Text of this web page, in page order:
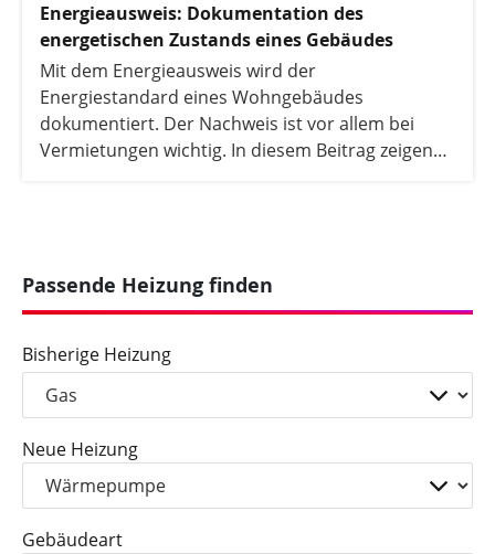
Energieausweis: Dokumentation des
energetischen Zustands eines Gebäudes
Mit dem Energieausweis wird der
Energiestandard eines Wohngebäudes
dokumentiert. Der Nachweis ist vor allem bei
Vermietungen wichtig. In diesem Beitrag zeigen
Passende Heizung finden
Bisherige Heizung
Neue Heizung
Gebäudeart